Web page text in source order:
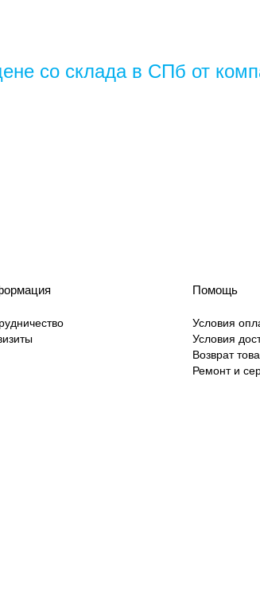
со склада в СПб от
Помощь
Условия
Условия
Возврат
Ремонт и